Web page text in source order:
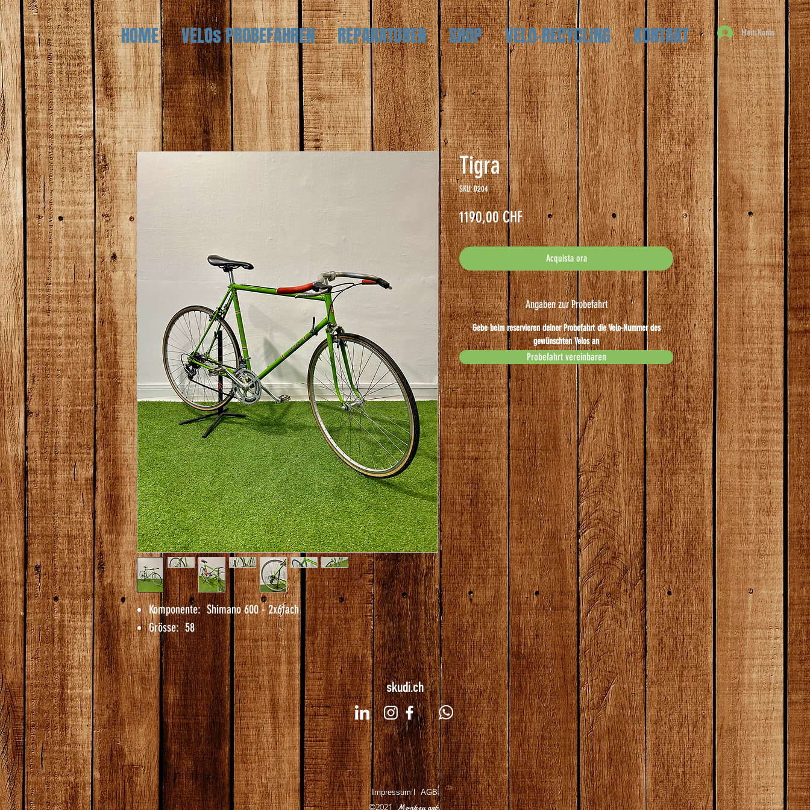
Mein Konto
HOME VELOs PROBEFAHREN REPARATUREN SHOP VELO-RECYCLING KONTAKT
Komponente: Shimano 600 - 2x6fach
Grösse: 58
Tigra
SKU: 0204
1190,00 CHFPrezzo
Acquista ora
Angaben zur Probefahrt
Gebe beim reservieren deiner Probefahrt die Velo-Nummer des
gewünschten Velos an
Probefahrt vereinbaren
skudi.ch
ImpressumIAGB
©2021Monkey art.